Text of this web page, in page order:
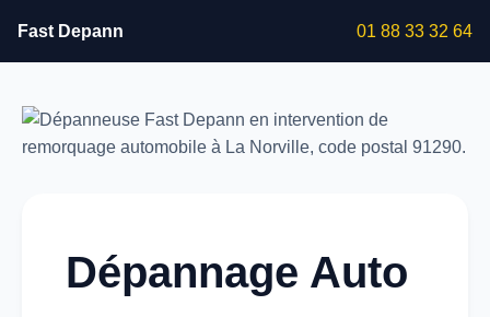
Fast Depann 01 88 33 32 64
Dépannage Auto